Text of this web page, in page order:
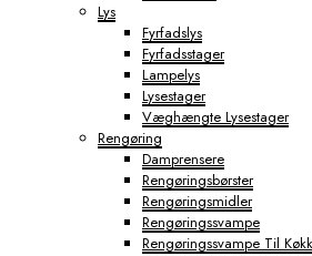
Lys
Fyrfadslys
Fyrfadsstager
Lampelys
Lysestager
Væghængte Lysestager
Rengøring
Damprensere
Rengøringsbørster
Rengøringsmidler
Rengøringssvampe
Rengøringssvampe Til